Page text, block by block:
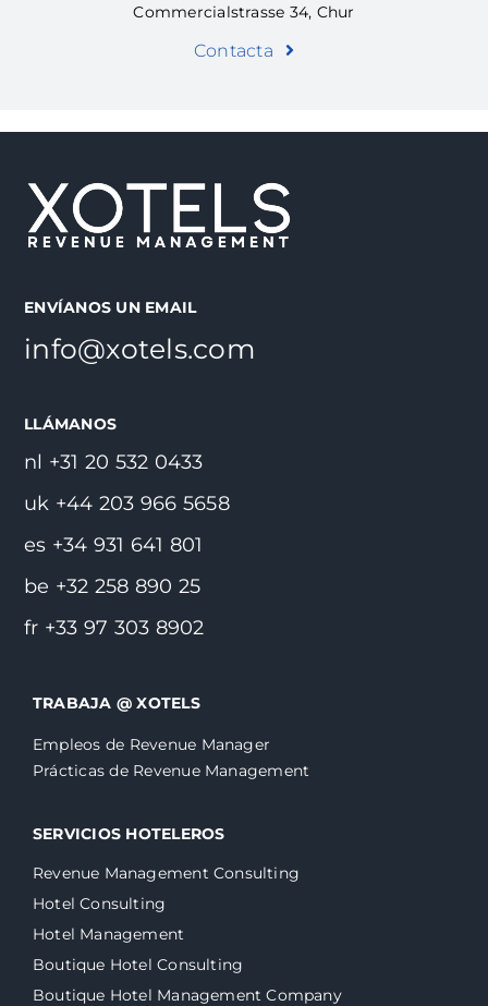
Commercialstrasse 34, Chur
Contacta
ENVÍANOS UN EMAIL
info@xotels.com
LLÁMANOS
nl +31 20 532 0433
uk +44 203 966 5658
es +34 931 641 801
be +32 258 890 25
fr +33 97 303 8902
TRABAJA @ XOTELS
Empleos de Revenue Manager
Prácticas de Revenue Management
SERVICIOS HOTELEROS
Revenue Management Consulting
Hotel Consulting
Hotel Management
Boutique Hotel Consulting
Boutique Hotel Management Company